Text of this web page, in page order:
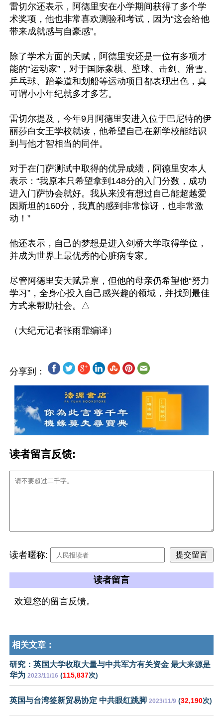
雷切尔还表示，阿德里安在小学期间获得了多个学
术奖项，他也非常喜欢测验和考试，因为“这会给他
带来成就感与自豪感”。
除了学术方面的天赋，阿德里安还是一位有多项才
能的“运动家”，对于国际象棋、壁球、击剑、滑雪、
乒乓球、跆拳道和划船等运动项目都表现出色，真
可谓小小年纪就多才多艺。
雷切尔提及，今年9月阿德里安进入位于巴尼特的伊
丽莎白女王学校就读，他希望自己在新学校能结识
到与他才智相当的同伴。
对于在门萨测试中取得的优异成绩，阿德里安本人
表示：“我原本只希望拿到148分的入门分数，成功
进入门萨协会就好。我从来没有想过自己能超越爱
因斯坦的160分，我真的感到非常惊讶，也非常激
动！”
他还表示，自己的梦想是进入剑桥大学取得学位，
并成为世界上最优秀的心脏病专家。
尽管阿德里安天赋异禀，但他的母亲仍希望他“努力
学习”，全身心投入自己感兴趣的领域，并找到最佳
方式来帮助社会。△
分享到：
读者留言反馈:
读者暱称:
读者留言
欢迎您的留言反馈。
相关文章：
研究：英国大学收取大量与中共军方有关资金 最大来源是
华为 2023/11/16 (115,837次)
英国与台湾签新贸易协定 中共眼红跳脚 2023/11/9 (32,190次)